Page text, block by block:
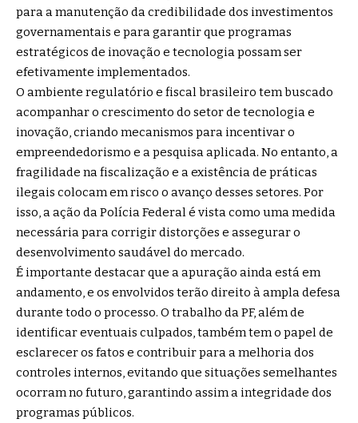
para a manutenção da credibilidade dos investimentos
governamentais e para garantir que programas
estratégicos de inovação e tecnologia possam ser
efetivamente implementados.
O ambiente regulatório e fiscal brasileiro tem buscado
acompanhar o crescimento do setor de tecnologia e
inovação, criando mecanismos para incentivar o
empreendedorismo e a pesquisa aplicada. No entanto, a
fragilidade na fiscalização e a existência de práticas
ilegais colocam em risco o avanço desses setores. Por
isso, a ação da Polícia Federal é vista como uma medida
necessária para corrigir distorções e assegurar o
desenvolvimento saudável do mercado.
É importante destacar que a apuração ainda está em
andamento, e os envolvidos terão direito à ampla defesa
durante todo o processo. O trabalho da PF, além de
identificar eventuais culpados, também tem o papel de
esclarecer os fatos e contribuir para a melhoria dos
controles internos, evitando que situações semelhantes
ocorram no futuro, garantindo assim a integridade dos
programas públicos.